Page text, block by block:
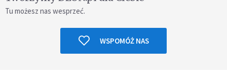
Tu możesz nas wesprzeć.
WSPOMÓŻ NAS